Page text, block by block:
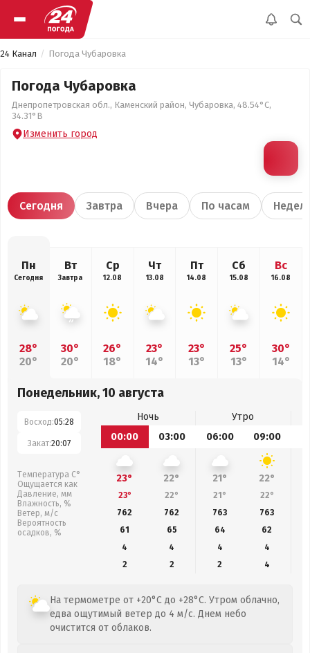
24 Канал Погода Чубаровка
Погода Чубаровка
Днепропетровская обл., Каменский район, Чубаровка, 48.54°С,
34.31°В
Изменить город
Сегодня Завтра Вчера По часам
Пн
Сегодня
28°
20°
Вт
Завтра
30°
20°
Ср
12.08
26°
18°
Чт
13.08
23°
14°
Пт
14.08
23°
13°
Сб
15.08
25°
13°
Вс
16.08
30°
14°
Понедельник, 10 августа
Восход:05:28
Закат:20:07
Температура С°
Ощущается как
Давление, мм
Влажность, %
Ветер, м/с
Вероятность
осадков, %
Ночь
Утро
00:00
03:00 06:00 09:00
23° 22° 21° 22°
23° 22° 21° 22°
762
762 763 763
61
65 64 62
4
4 4
4
2
2 2 4
На термометре от +20°C до +28°C. Утром облачно,
едва ощутимый ветер до 4 м/с. Днем небо
очистится от облаков.